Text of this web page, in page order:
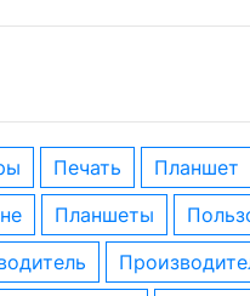
печать планшет
планшеты